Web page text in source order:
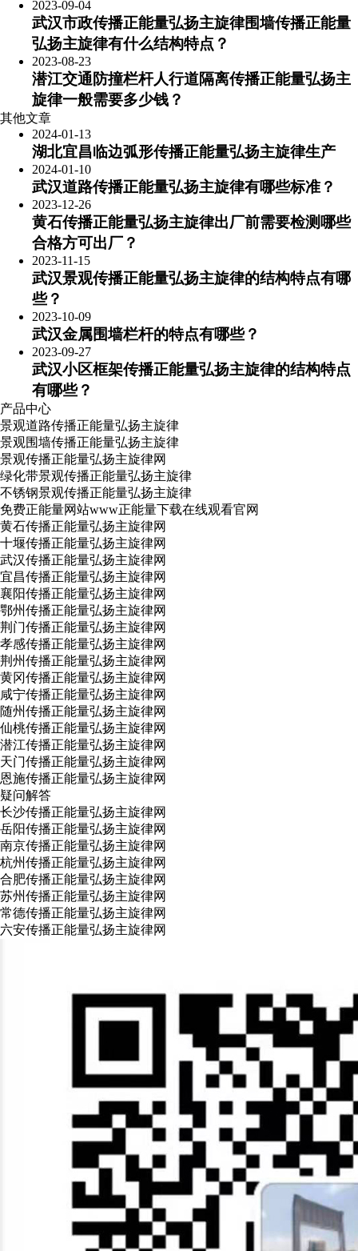
2023-09-04
武汉市政传播正能量弘扬主旋律围墙传播正能量
弘扬主旋律有什么结构特点？
2023-08-23
潜江交通防撞栏杆人行道隔离传播正能量弘扬主
旋律一般需要多少钱？
其他文章
2024-01-13
​湖北宜昌临边弧形传播正能量弘扬主旋律生产
2024-01-10
武汉道路传播正能量弘扬主旋律有哪些标准？
2023-12-26
黄石传播正能量弘扬主旋律出厂前需要检测哪些
合格方可出厂？
2023-11-15
武汉景观传播正能量弘扬主旋律的结构特点有哪
些？
2023-10-09
武汉金属围墙栏杆的特点有哪些？
2023-09-27
武汉小区框架传播正能量弘扬主旋律的结构特点
有哪些？
产品中心
景观道路传播正能量弘扬主旋律
景观围墙传播正能量弘扬主旋律
景观传播正能量弘扬主旋律网
绿化带景观传播正能量弘扬主旋律
不锈钢景观传播正能量弘扬主旋律
免费正能量网站www正能量下载在线观看官网
黄石传播正能量弘扬主旋律网
十堰传播正能量弘扬主旋律网
武汉传播正能量弘扬主旋律网
宜昌传播正能量弘扬主旋律网
襄阳传播正能量弘扬主旋律网
鄂州传播正能量弘扬主旋律网
荆门传播正能量弘扬主旋律网
孝感传播正能量弘扬主旋律网
荆州传播正能量弘扬主旋律网
黄冈传播正能量弘扬主旋律网
咸宁传播正能量弘扬主旋律网
随州传播正能量弘扬主旋律网
仙桃传播正能量弘扬主旋律网
潜江传播正能量弘扬主旋律网
天门传播正能量弘扬主旋律网
恩施传播正能量弘扬主旋律网
疑问解答
长沙传播正能量弘扬主旋律网
岳阳传播正能量弘扬主旋律网
南京传播正能量弘扬主旋律网
杭州传播正能量弘扬主旋律网
合肥传播正能量弘扬主旋律网
苏州传播正能量弘扬主旋律网
常德传播正能量弘扬主旋律网
六安传播正能量弘扬主旋律网